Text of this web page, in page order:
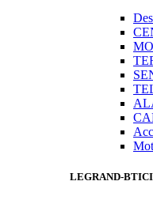
LEGRAND-